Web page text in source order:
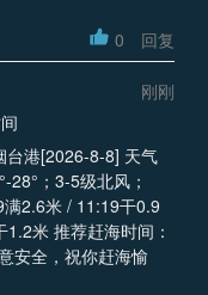
0 回复
刚刚
台港[2026-8-8] 天气
28°；3-5级北风；
2.6米 / 11:19干0.9
米 推荐赶海时间：
安全，祝你赶海愉